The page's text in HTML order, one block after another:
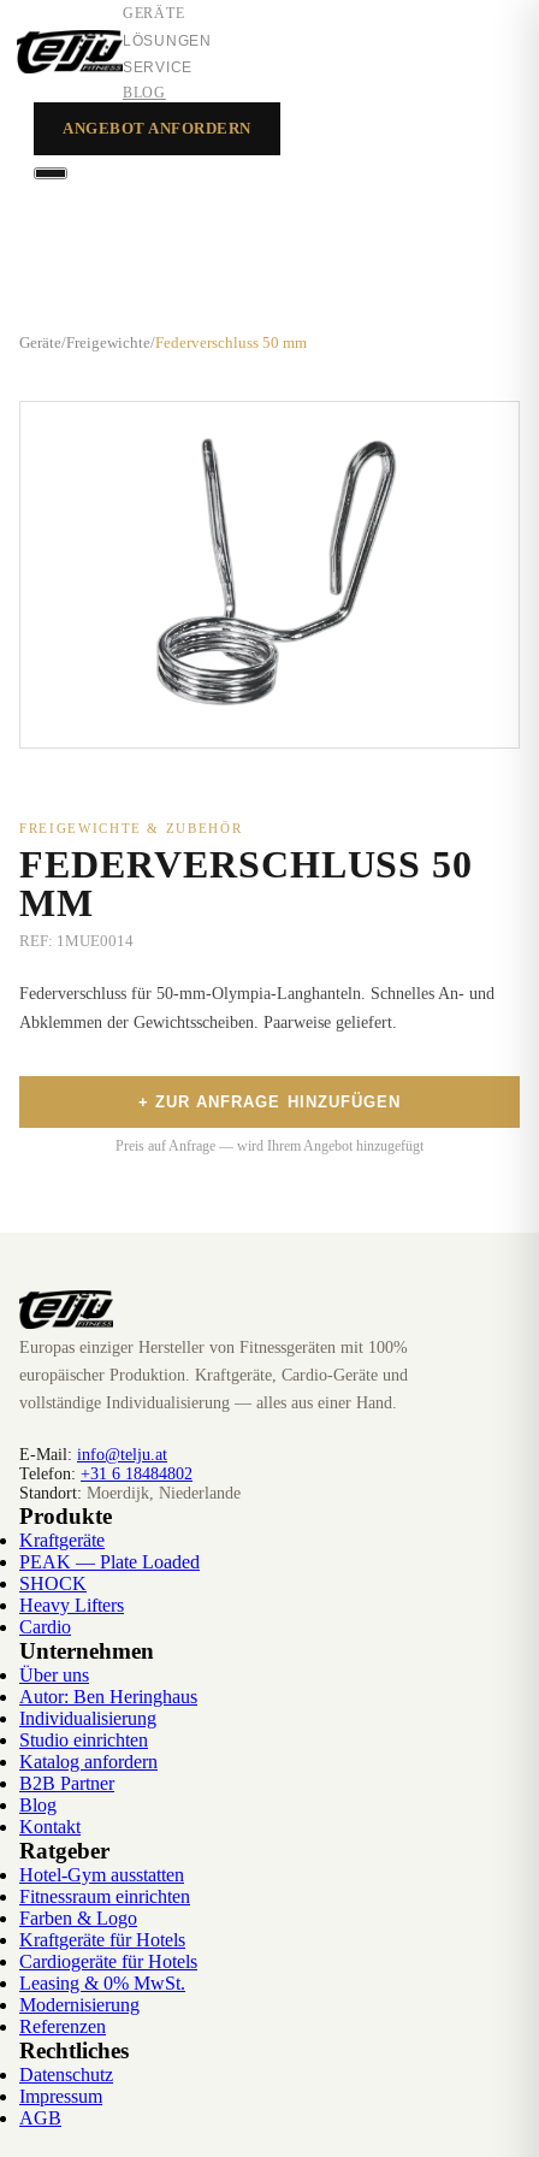
GERÄTE
LÖSUNGEN
SERVICE
BLOG
ANGEBOT ANFORDERN
Geräte/Freigewichte/Federverschluss 50 mm
FREIGEWICHTE & ZUBEHÖR
FEDERVERSCHLUSS 50
MM
REF: 1MUE0014
Federverschluss für 50-mm-Olympia-Langhanteln. Schnelles An- und
Abklemmen der Gewichtsscheiben. Paarweise geliefert.
+ ZUR ANFRAGE HINZUFÜGEN
Preis auf Anfrage — wird Ihrem Angebot hinzugefügt
Europas einziger Hersteller von Fitnessgeräten mit 100%
europäischer Produktion. Kraftgeräte, Cardio-Geräte und
vollständige Individualisierung — alles aus einer Hand.
E-Mail: info@telju.at
Telefon: +31 6 18484802
Standort: Moerdijk, Niederlande
Produkte
Kraftgeräte
PEAK — Plate Loaded
SHOCK
Heavy Lifters
Cardio
Unternehmen
Über uns
Autor: Ben Heringhaus
Individualisierung
Studio einrichten
Katalog anfordern
B2B Partner
Blog
Kontakt
Ratgeber
Hotel-Gym ausstatten
Fitnessraum einrichten
Farben & Logo
Kraftgeräte für Hotels
Cardiogeräte für Hotels
Leasing & 0% MwSt.
Modernisierung
Referenzen
Rechtliches
Datenschutz
Impressum
AGB